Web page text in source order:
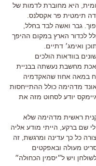
היא מחוברת לדמות של
תימטית פר אקסלנס.
גבר ואשה לבד בחלל,
לכדור הארץ במקום ההיפך
ואימג׳ דתיים.
בוודאות הולכים
מחשבת נעשתה בבניית
במאה אחוז שהאקדמיה
מדהימה כולל ההתייחסות
יודע לסחוט מזה את
ראשית מדהימה שלא
שם ברקע, הייתי מודע אליה
כל כך עדינה ומרגשת, זה
מעולה ובאפקטים
ויש ל״יסמין הכחולה״